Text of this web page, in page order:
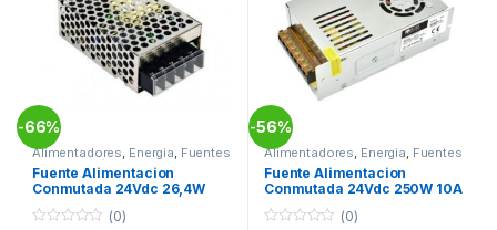
-66%
Alimentadores, Energia, Fuentes
Alimentación
Fuente Alimentacion
Conmutada 24Vdc 26,4W
(0)
-56%
Alimentadores, Energia, Fuentes
Alimentación
Fuente Alimentacion
Conmutada 24Vdc 250W 10A
(0)